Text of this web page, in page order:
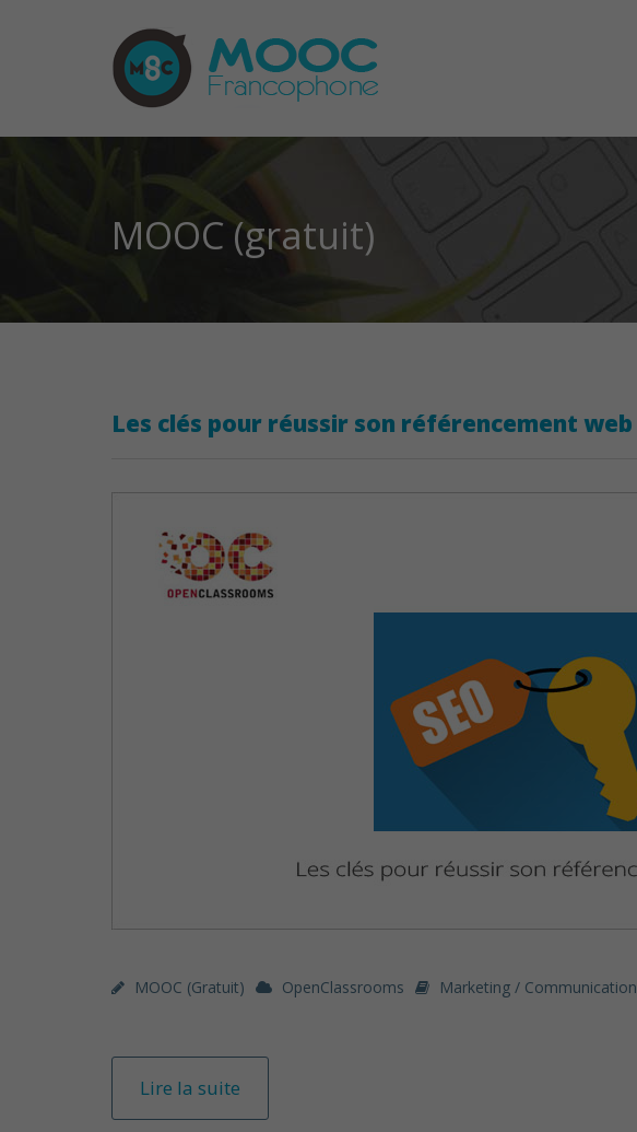
MOOC (gratuit)
Les clés pour réussir son référencement web
MOOC (gratuit) OpenClassrooms Marketing / Communication
Lire la suite